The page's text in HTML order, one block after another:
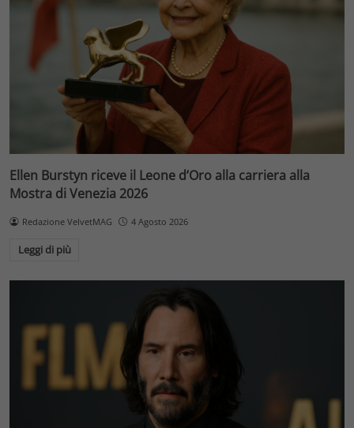
Ellen Burstyn riceve il Leone d’Oro alla carriera alla
Mostra di Venezia 2026
Redazione VelvetMAG 4 Agosto 2026
Leggi di più